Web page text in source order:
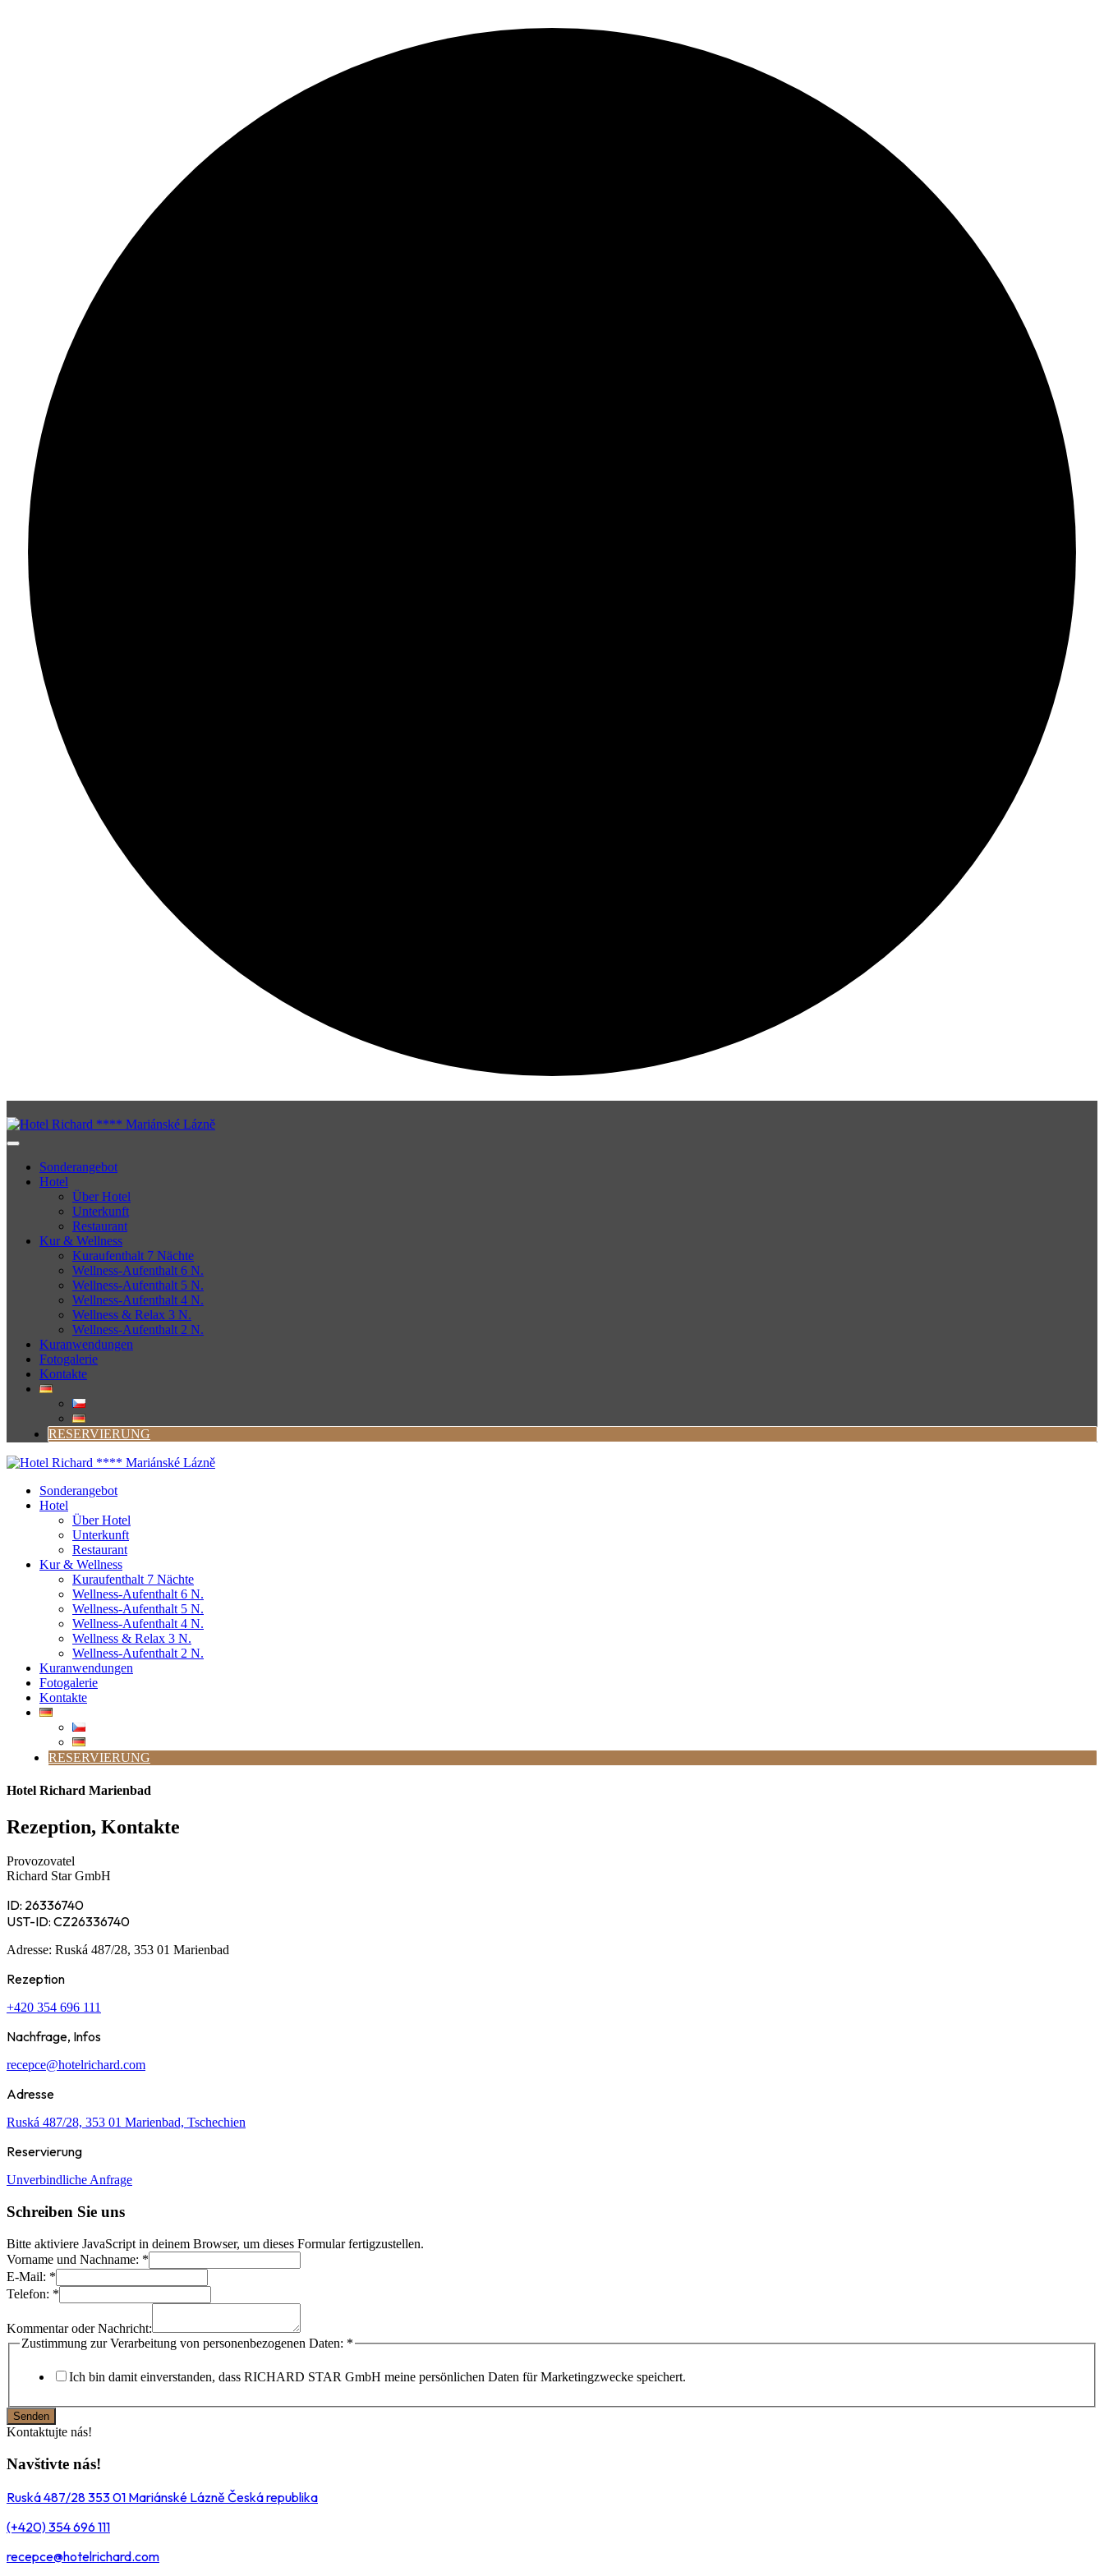
Sonderangebot
Hotel
Über Hotel
Unterkunft
Restaurant
Kur & Wellness
Kuraufenthalt 7 Nächte
Wellness-Aufenthalt 6 N.
Wellness-Aufenthalt 5 N.
Wellness-Aufenthalt 4 N.
Wellness & Relax 3 N.
Wellness-Aufenthalt 2 N.
Kuranwendungen
Fotogalerie
Kontakte
RESERVIERUNG
Sonderangebot
Hotel
Über Hotel
Unterkunft
Restaurant
Kur & Wellness
Kuraufenthalt 7 Nächte
Wellness-Aufenthalt 6 N.
Wellness-Aufenthalt 5 N.
Wellness-Aufenthalt 4 N.
Wellness & Relax 3 N.
Wellness-Aufenthalt 2 N.
Kuranwendungen
Fotogalerie
Kontakte
RESERVIERUNG
Hotel Richard Marienbad
Rezeption, Kontakte
Provozovatel
Richard Star GmbH
ID: 26336740
UST-ID: CZ26336740
Adresse: Ruská 487/28, 353 01 Marienbad
Rezeption
+420 354 696 111
Nachfrage, Infos
recepce@hotelrichard.com
Adresse
Ruská 487/28, 353 01 Marienbad, Tschechien
Reservierung
Unverbindliche Anfrage
Schreiben Sie uns
Bitte aktiviere JavaScript in deinem Browser, um dieses Formular fertigzustellen.
Vorname und Nachname: *
E-Mail: *
Telefon: *
Telefon:
zur
Kommentar oder Nachricht:
Zustimmung zur Verarbeitung von personenbezogenen Daten: *
Ich bin damit einverstanden, dass RICHARD STAR GmbH meine persönlichen Daten für Marketingzwecke speichert.
Senden
Kontaktujte nás!
Navštivte nás!
Ruská 487/28 353 01 Mariánské Lázně Česká republika
(+420) 354 696 111
recepce@hotelrichard.com